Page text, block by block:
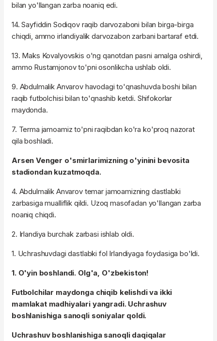
bilan yo'llangan zarba noaniq edi.
14. Sayfiddin Sodiqov raqib darvozaboni bilan birga-birga
chiqdi, ammo irlandiyalik darvozabon zarbani bartaraf etdi.
13. Maks Kovalyovskis o'ng qanotdan pasni amalga oshirdi,
ammo Rustamjonov to'pni osonlikcha ushlab oldi.
9. Abdulmalik Anvarov havodagi to'qnashuvda boshi bilan
raqib futbolchisi bilan to'qnashib ketdi. Shifokorlar
maydonda.
7. Terma jamoamiz to'pni raqibdan ko'ra ko'proq nazorat
qila boshladi.
Arsen Venger o'smirlarimizning o'yinini bevosita
stadiondan kuzatmoqda.
4. Abdulmalik Anvarov temar jamoamizning dastlabki
zarbasiga mualliflik qildi. Uzoq masofadan yo'llangan zarba
noaniq chiqdi.
2. Irlandiya burchak zarbasi ishlab oldi.
1. Uchrashuvdagi dastlabki fol Irlandiyaga foydasiga bo'ldi.
1. O'yin boshlandi. Olg'a, O'zbekiston!
Futbolchilar maydonga chiqib kelishdi va ikki
mamlakat madhiyalari yangradi. Uchrashuv
boshlanishiga sanoqli soniyalar qoldi.
Uchrashuv boshlanishiga sanoqli daqiqalar